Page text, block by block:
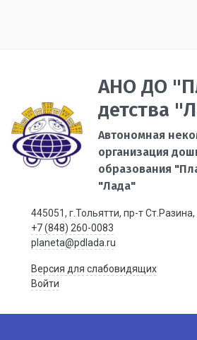
АНО ДО
детства
Автономная
организация
образования
"Лада"
445051, г.Тольятти, пр-т Ст.Разина,
+7 (848) 260-0083
planeta@pdlada.ru
Версия для слабовидящих
Войти